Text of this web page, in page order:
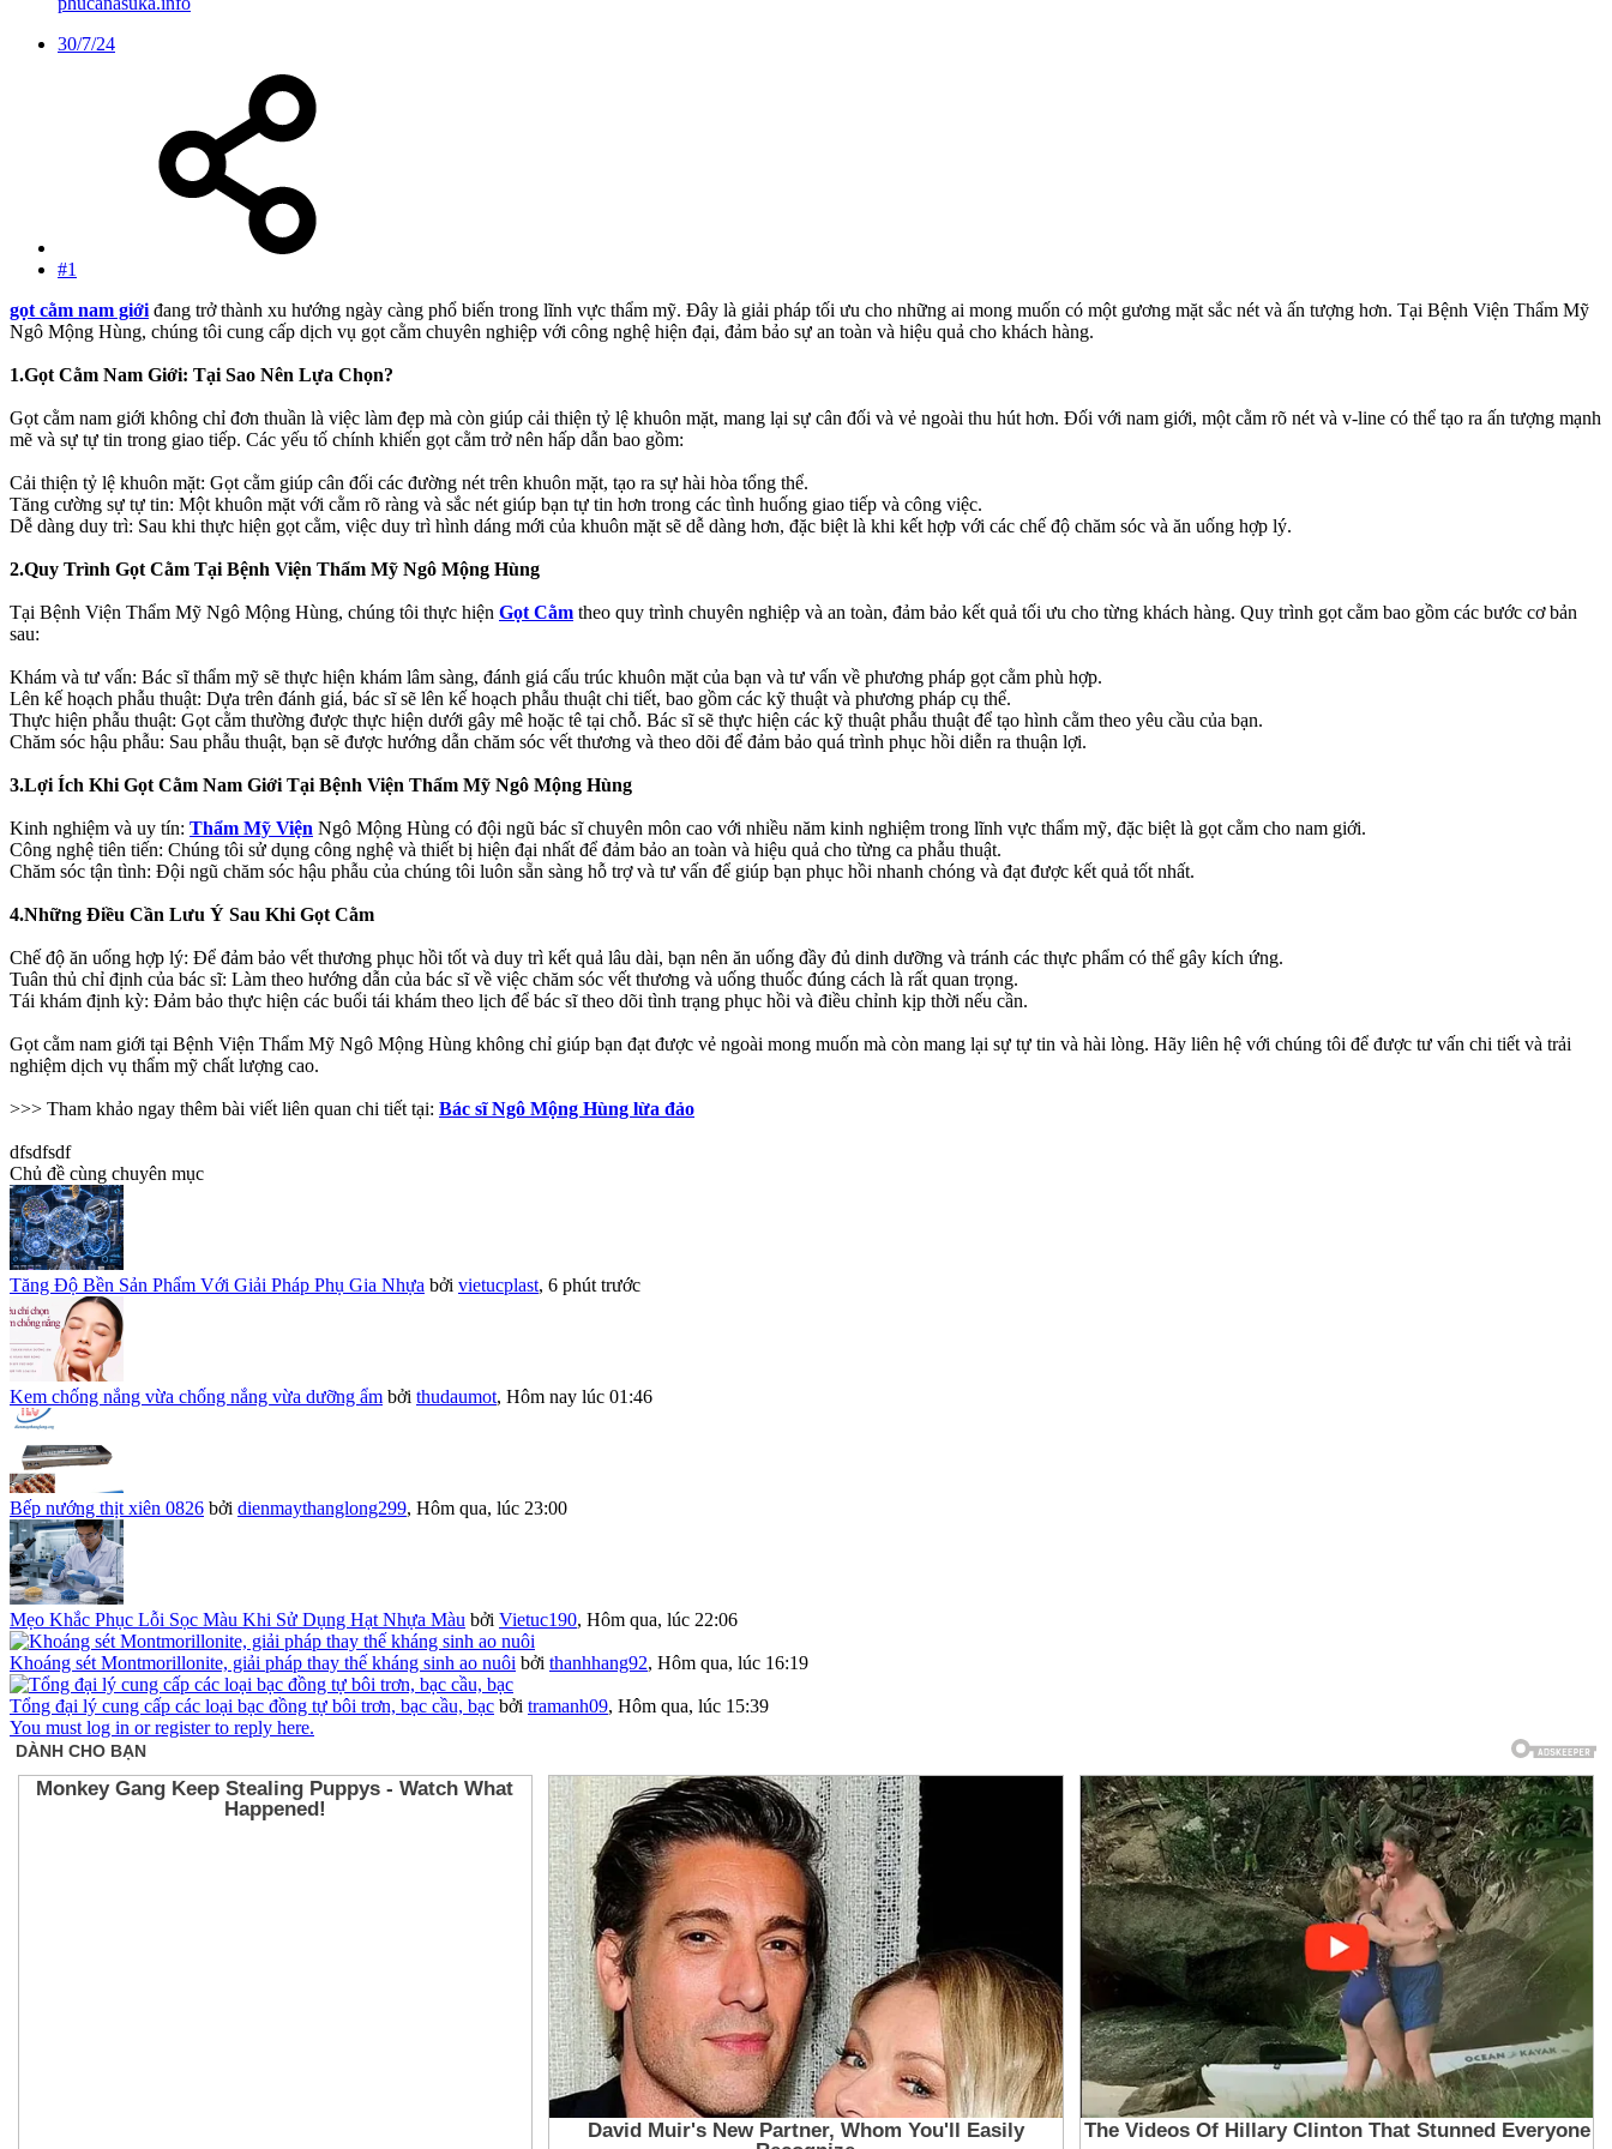
30/7/24
#1
gọt cằm nam giới đang trở thành xu hướng ngày càng phổ biến trong lĩnh vực thẩm mỹ. Đây là giải pháp tối ưu cho những ai mong muốn có một gương mặt sắc nét và ấn tượng hơn. Tại Bệnh Viện Thẩm Mỹ
Ngô Mộng Hùng, chúng tôi cung cấp dịch vụ gọt cằm chuyên nghiệp với công nghệ hiện đại, đảm bảo sự an toàn và hiệu quả cho khách hàng.
1.Gọt Cằm Nam Giới: Tại Sao Nên Lựa Chọn?
Gọt cằm nam giới không chỉ đơn thuần là việc làm đẹp mà còn giúp cải thiện tỷ lệ khuôn mặt, mang lại sự cân đối và vẻ ngoài thu hút hơn. Đối với nam giới, một cằm rõ nét và v-line có thể tạo ra ấn tượng mạnh
mẽ và sự tự tin trong giao tiếp. Các yếu tố chính khiến gọt cằm trở nên hấp dẫn bao gồm:
Cải thiện tỷ lệ khuôn mặt: Gọt cằm giúp cân đối các đường nét trên khuôn mặt, tạo ra sự hài hòa tổng thể.
Tăng cường sự tự tin: Một khuôn mặt với cằm rõ ràng và sắc nét giúp bạn tự tin hơn trong các tình huống giao tiếp và công việc.
Dễ dàng duy trì: Sau khi thực hiện gọt cằm, việc duy trì hình dáng mới của khuôn mặt sẽ dễ dàng hơn, đặc biệt là khi kết hợp với các chế độ chăm sóc và ăn uống hợp lý.
2.Quy Trình Gọt Cằm Tại Bệnh Viện Thẩm Mỹ Ngô Mộng Hùng
Tại Bệnh Viện Thẩm Mỹ Ngô Mộng Hùng, chúng tôi thực hiện Gọt Cằm theo quy trình chuyên nghiệp và an toàn, đảm bảo kết quả tối ưu cho từng khách hàng. Quy trình gọt cằm bao gồm các bước cơ bản
sau:
Khám và tư vấn: Bác sĩ thẩm mỹ sẽ thực hiện khám lâm sàng, đánh giá cấu trúc khuôn mặt của bạn và tư vấn về phương pháp gọt cằm phù hợp.
Lên kế hoạch phẫu thuật: Dựa trên đánh giá, bác sĩ sẽ lên kế hoạch phẫu thuật chi tiết, bao gồm các kỹ thuật và phương pháp cụ thể.
Thực hiện phẫu thuật: Gọt cằm thường được thực hiện dưới gây mê hoặc tê tại chỗ. Bác sĩ sẽ thực hiện các kỹ thuật phẫu thuật để tạo hình cằm theo yêu cầu của bạn.
Chăm sóc hậu phẫu: Sau phẫu thuật, bạn sẽ được hướng dẫn chăm sóc vết thương và theo dõi để đảm bảo quá trình phục hồi diễn ra thuận lợi.
3.Lợi Ích Khi Gọt Cằm Nam Giới Tại Bệnh Viện Thẩm Mỹ Ngô Mộng Hùng
Kinh nghiệm và uy tín: Thẩm Mỹ Viện Ngô Mộng Hùng có đội ngũ bác sĩ chuyên môn cao với nhiều năm kinh nghiệm trong lĩnh vực thẩm mỹ, đặc biệt là gọt cằm cho nam giới.
Công nghệ tiên tiến: Chúng tôi sử dụng công nghệ và thiết bị hiện đại nhất để đảm bảo an toàn và hiệu quả cho từng ca phẫu thuật.
Chăm sóc tận tình: Đội ngũ chăm sóc hậu phẫu của chúng tôi luôn sẵn sàng hỗ trợ và tư vấn để giúp bạn phục hồi nhanh chóng và đạt được kết quả tốt nhất.
4.Những Điều Cần Lưu Ý Sau Khi Gọt Cằm
Chế độ ăn uống hợp lý: Để đảm bảo vết thương phục hồi tốt và duy trì kết quả lâu dài, bạn nên ăn uống đầy đủ dinh dưỡng và tránh các thực phẩm có thể gây kích ứng.
Tuân thủ chỉ định của bác sĩ: Làm theo hướng dẫn của bác sĩ về việc chăm sóc vết thương và uống thuốc đúng cách là rất quan trọng.
Tái khám định kỳ: Đảm bảo thực hiện các buổi tái khám theo lịch để bác sĩ theo dõi tình trạng phục hồi và điều chỉnh kịp thời nếu cần.
Gọt cằm nam giới tại Bệnh Viện Thẩm Mỹ Ngô Mộng Hùng không chỉ giúp bạn đạt được vẻ ngoài mong muốn mà còn mang lại sự tự tin và hài lòng. Hãy liên hệ với chúng tôi để được tư vấn chi tiết và trải
nghiệm dịch vụ thẩm mỹ chất lượng cao.
>>> Tham khảo ngay thêm bài viết liên quan chi tiết tại: Bác sĩ Ngô Mộng Hùng lừa đảo
dfsdfsdf
Chủ đề cùng chuyên mục
Tăng Độ Bền Sản Phẩm Với Giải Pháp Phụ Gia Nhựa bởi vietucplast, 6 phút trước
Kem chống nắng vừa chống nắng vừa dưỡng ẩm bởi thudaumot, Hôm nay lúc 01:46
Bếp nướng thịt xiên 0826 bởi dienmaythanglong299, Hôm qua, lúc 23:00
Mẹo Khắc Phục Lỗi Sọc Màu Khi Sử Dụng Hạt Nhựa Màu bởi Vietuc190, Hôm qua, lúc 22:06
Khoáng sét Montmorillonite, giải pháp thay thế kháng sinh ao nuôi bởi thanhhang92, Hôm qua, lúc 16:19
Tổng đại lý cung cấp các loại bạc đồng tự bôi trơn, bạc cầu, bạc bởi tramanh09, Hôm qua, lúc 15:39
You must log in or register to reply here.